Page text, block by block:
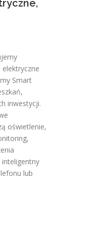
Smart
inwestycji.
oświetlenie,
lub